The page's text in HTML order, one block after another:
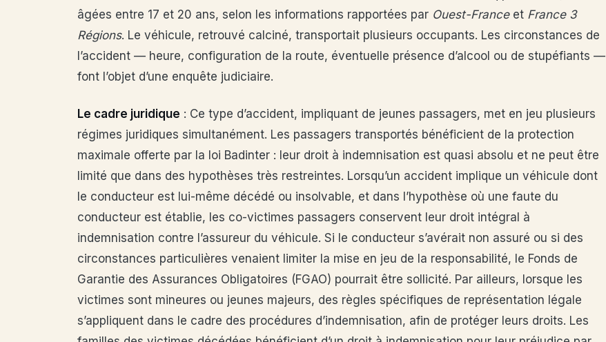
âgées entre 17 et 20 ans, selon les informations rapportées par Ouest-Franceet France 3
Régions. Le véhicule, retrouvé calciné, transportait plusieurs occupants. Les circonstances de
l’accident — heure, configuration de la route, éventuelle présence d’alcool ou de stupéfiants —
font l’objet d’une enquête judiciaire.
Le cadre juridique : Ce type d’accident, impliquant de jeunes passagers, met en jeu plusieurs
régimes juridiques simultanément. Les passagers transportés bénéficient de la protection
maximale offerte par la loi Badinter : leur droit à indemnisation est quasi absolu et ne peut être
limité que dans des hypothèses très restreintes. Lorsqu’un accident implique un véhicule dont
le conducteur est lui-même décédé ou insolvable, et dans l’hypothèse où une faute du
conducteur est établie, les co-victimes passagers conservent leur droit intégral à
indemnisation contre l’assureur du véhicule. Si le conducteur s’avérait non assuré ou si des
circonstances particulières venaient limiter la mise en jeu de la responsabilité, le Fonds de
Garantie des Assurances Obligatoires (FGAO) pourrait être sollicité. Par ailleurs, lorsque les
victimes sont mineures ou jeunes majeurs, des règles spécifiques de représentation légale
s’appliquent dans le cadre des procédures d’indemnisation, afin de protéger leurs droits. Les